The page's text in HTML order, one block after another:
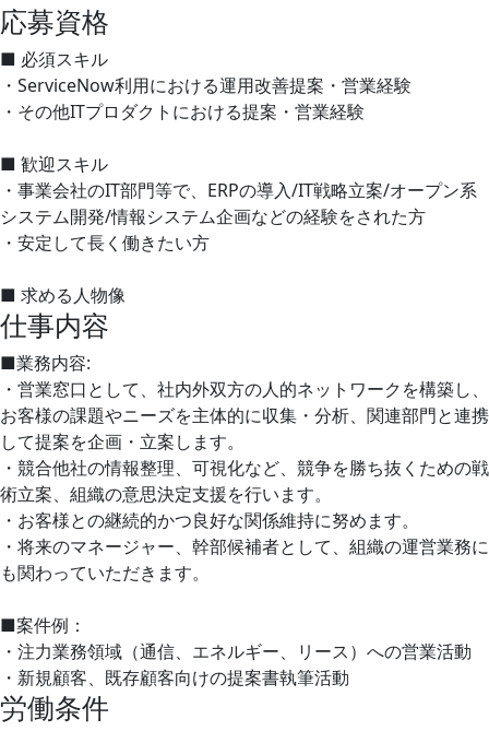
応募資格
■ 必須スキル
・ServiceNow利用における運用改善提案・営業経験
・その他ITプロダクトにおける提案・営業経験
■ 歓迎スキル
・事業会社のIT部門等で、ERPの導入/IT戦略立案/オープン系
システム開発/情報システム企画などの経験をされた方
・安定して長く働きたい方
■ 求める人物像
仕事内容
■業務内容:
・営業窓口として、社内外双方の人的ネットワークを構築し、
お客様の課題やニーズを主体的に収集・分析、関連部門と連携
して提案を企画・立案します。
・競合他社の情報整理、可視化など、競争を勝ち抜くための戦
術立案、組織の意思決定支援を行います。
・お客様との継続的かつ良好な関係維持に努めます。
・将来のマネージャー、幹部候補者として、組織の運営業務に
も関わっていただきます。
■案件例：
・注力業務領域（通信、エネルギー、リース）への営業活動
・新規顧客、既存顧客向けの提案書執筆活動
労働条件